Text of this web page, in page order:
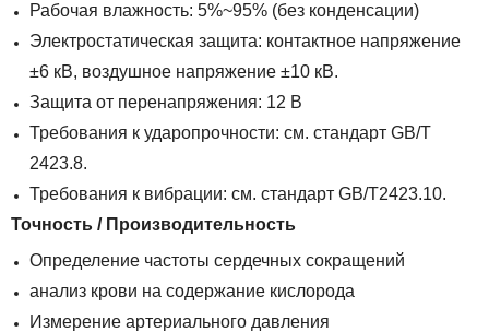
Рабочая влажность: 5%~95% (без конденсации)
Электростатическая защита: контактное напряжение
±6 кВ, воздушное напряжение ±10 кВ.
Защита от перенапряжения: 12 В
Требования к ударопрочности: см. стандарт GB/T
2423.8.
Требования к вибрации: см. стандарт GB/T2423.10.
Точность / Производительность
Определение частоты сердечных сокращений
анализ крови на содержание кислорода
Измерение артериального давления